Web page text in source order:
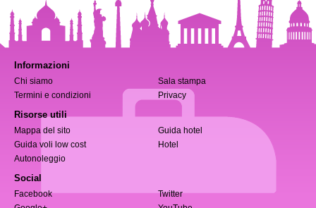
Informazioni
Chi siamo
Sala stampa
Termini e condizioni
Privacy
Risorse utili
Mappa del sito
Guida hotel
Guida voli low cost
Hotel
Autonoleggio
Social
Facebook
Twitter